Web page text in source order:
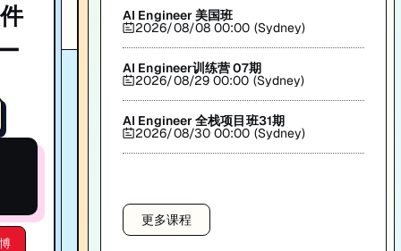
AI Engineer 美国班
2026/08/08 00:00 (Sydney)
AI Engineer训练营 07期
2026/08/29 00:00 (Sydney)
AI Engineer 全栈项目班31期
2026/08/30 00:00 (Sydney)
更多课程